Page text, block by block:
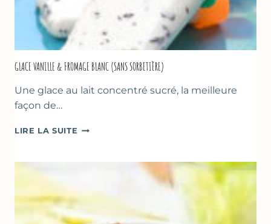
GLACE VANILLE & FROMAGE BLANC (SANS SORBETIÈRE)
Une glace au lait concentré sucré, la meilleure
façon de…
LIRE LA SUITE GLACE